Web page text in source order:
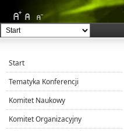
Start
Tematyka Konferencji
Komitet Naukowy
Komitet Organizacyjny